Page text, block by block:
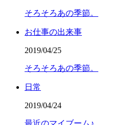
そろそろあの季節。
お仕事の出来事
2019/04/25
そろそろあの季節。
日常
2019/04/24
最近のマイブーム♪